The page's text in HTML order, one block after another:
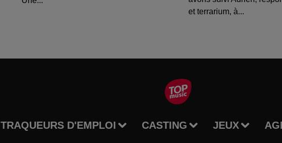
et terrarium, à...
TRAQUEURS D'EMPLOI CASTING JEUX